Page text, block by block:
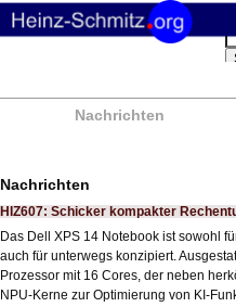
Nachrichten
Nachrichten
HIZ607: Schicker kompakter
Das Dell XPS 14 Notebook ist sowohl
auch für unterwegs konzipiert.
Prozessor mit 16 Cores, der neben
NPU-Kerne zur Optimierung von KI-